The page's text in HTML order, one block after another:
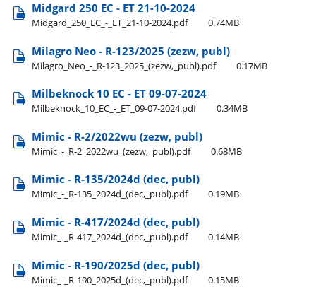
Midgard 250 EC - ET 21-10-2024
Midgard​_250​_EC​_-​_ET​_21-10-2024.pdf 0.74MB
Milagro Neo - R-123/2025 (zezw, publ)
Milagro​_Neo​_-​_R-123​_2025​_(zezw,​_publ).pdf 0.17MB
Milbeknock 10 EC - ET 09-07-2024
Milbeknock​_10​_EC​_-​_ET​_09-07-2024.pdf 0.34MB
Mimic - R-2/2022wu (zezw, publ)
Mimic​_-​_R-2​_2022wu​_(zezw,​_publ).pdf 0.68MB
Mimic - R-135/2024d (dec, publ)
Mimic​_-​_R-135​_2024d​_(dec,​_publ).pdf 0.19MB
Mimic - R-417/2024d (dec, publ)
Mimic​_-​_R-417​_2024d​_(dec,​_publ).pdf 0.14MB
Mimic - R-190/2025d (dec, publ)
Mimic​_-​_R-190​_2025d​_(dec,​_publ).pdf 0.15MB